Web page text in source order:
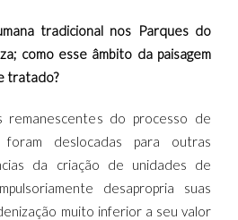
tradicional nos Parques do
como esse âmbito da paisagem
tratado?
remanescentes do processo de
deslocadas para outras
da criação de unidades de
desapropria suas
muito inferior a seu valor